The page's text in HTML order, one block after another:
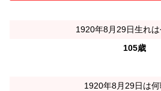
1920年8月29日生れは
105歳
1920年8月29日は何